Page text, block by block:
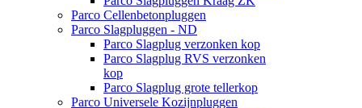
Parco Cellenbetonpluggen
Parco Slagpluggen - ND
Parco Slagplug verzonken kop
Parco Slagplug RVS verzonken
kop
Parco Slagplug grote tellerkop
Parco Universele Kozijnpluggen